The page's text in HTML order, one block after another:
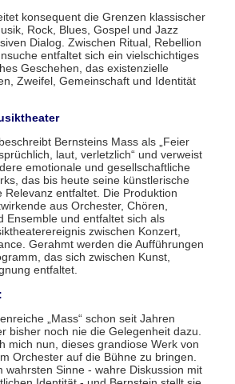
konsequent die Grenzen klassischer
Rock, Blues, Gospel und Jazz
Dialog. Zwischen Ritual, Rebellion
entfaltet sich ein vielschichtiges
Geschehen, das existenzielle
Zweifel, Gemeinschaft und Identität
Bernsteins Mass als „Feier
laut, verletzlich“ und verweist
emotionale und gesellschaftliche
das bis heute seine künstlerische
Relevanz entfaltet. Die Produktion
aus Orchester, Chören,
Ensemble und entfaltet sich als
zwischen Konzert,
Gerahmt werden die Aufführungen
das sich zwischen Kunst,
entfaltet.
„Mass“ schon seit Jahren
bisher noch nie die Gelegenheit dazu.
mich nun, dieses grandiose Werk von
Orchester auf die Bühne zu bringen.
wahrsten Sinne - wahre Diskussion mit